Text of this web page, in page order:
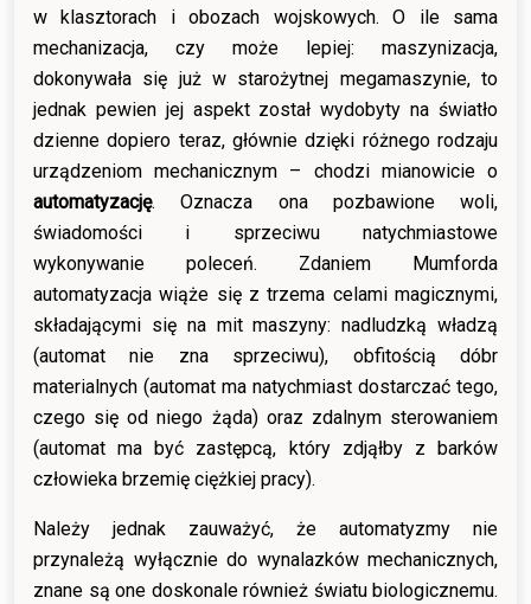
w klasztorach i obozach wojskowych. O ile sama
mechanizacja, czy może lepiej: maszynizacja,
dokonywała się już w starożytnej megamaszynie, to
jednak pewien jej aspekt został wydobyty na światło
dzienne dopiero teraz, głównie dzięki różnego rodzaju
urządzeniom mechanicznym – chodzi mianowicie o
automatyzację. Oznacza ona pozbawione woli,
świadomości i sprzeciwu natychmiastowe
wykonywanie poleceń. Zdaniem Mumforda
automatyzacja wiąże się z trzema celami magicznymi,
składającymi się na mit maszyny: nadludzką władzą
(automat nie zna sprzeciwu), obfitością dóbr
materialnych (automat ma natychmiast dostarczać tego,
czego się od niego żąda) oraz zdalnym sterowaniem
(automat ma być zastępcą, który zdjąłby z barków
człowieka brzemię ciężkiej pracy).
Należy jednak zauważyć, że automatyzmy nie
przynależą wyłącznie do wynalazków mechanicznych,
znane są one doskonale również światu biologicznemu.